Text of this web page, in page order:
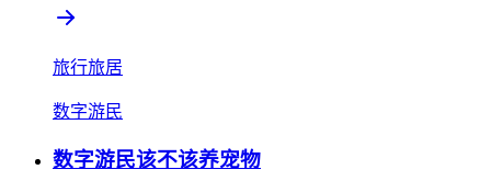
旅行旅居
数字游民
数字游民该不该养宠物